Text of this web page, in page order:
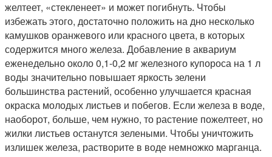
желтеет, «стекленеет» и может погибнуть. Чтобы
избежать этого, достаточно положить на дно несколько
камушков оранжевого или красного цвета, в которых
содержится много железа. Добавление в аквариум
еженедельно около 0,1-0,2 мг железного купороса на 1 л
воды значительно повышает яркость зелени
большинства растений, особенно улучшается красная
окраска молодых листьев и побегов. Если железа в воде,
наоборот, больше, чем нужно, то растение пожелтеет, но
жилки листьев останутся зелеными. Чтобы уничтожить
излишек железа, растворите в воде немножко марганца.